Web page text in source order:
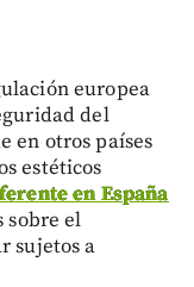
europea
del
en otros países
estéticos
en España
sobre el
sujetos a